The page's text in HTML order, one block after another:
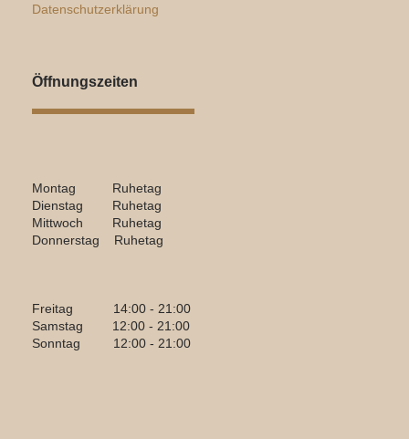
Datenschutzerklärung
Öffnungszeiten
Montag Ruhetag
Dienstag Ruhetag
Mittwoch Ruhetag
Donnerstag Ruhetag
Freitag 14:00 - 21:00
Samstag 12:00 - 21:00
Sonntag 12:00 - 21:00